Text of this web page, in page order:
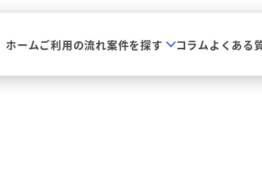
ホームご利用の流れ案件を探す コラムよくある